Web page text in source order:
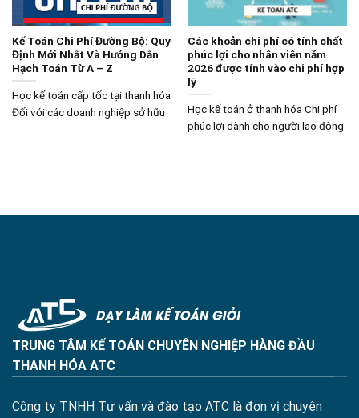
Kế Toán Chi Phí Đường Bộ: Quy
Định Mới Nhất Và Hướng Dẫn
Hạch Toán Từ A – Z
Học kế toán cấp tốc tại thanh hóa
Đối với các doanh nghiệp sở hữu
Các khoản chi phí có tính chất
phúc lợi cho nhân viên năm
2026 được tính vào chi phí hợp
lý
Học kế toán ở thanh hóa Chi phí
phúc lợi dành cho người lao động
TRUNG TÂM KẾ TOÁN CHUYÊN NGHIỆP HÀNG ĐẦU
THANH HÓA ATC
Công ty TNHH Tư vấn và đào tạo ATC là đơn vị chuyên